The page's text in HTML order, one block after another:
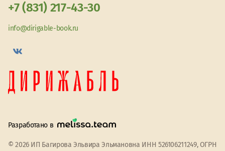
+7 (831) 217-43-30
info@dirigable-book.ru
Разработано в
© 2026 ИП Багирова Эльвира Эльмановна ИНН 526106211249, ОГРН